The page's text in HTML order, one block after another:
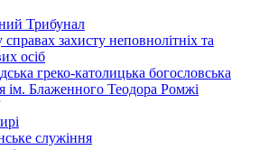
Трибунал
справах захисту неповнолітніх та
осіб
греко-католицька богословська
ім. Блаженного Теодора Ромжі
служіння